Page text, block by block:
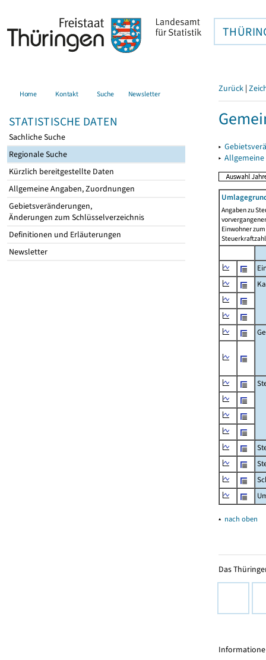
Home Kontakt Suche Newsletter
STATISTISCHE DATEN
Sachliche Suche
Regionale Suche
Kürzlich bereitgestellte Daten
Allgemeine Angaben, Zuordnungen
Gebietsveränderungen,
Änderungen zum Schlüsselverzeichnis
Definitionen und Erläuterungen
Newsletter
Zurück |
▸
▸
Angaben zu
Einwohner
▴ nach oben
Das